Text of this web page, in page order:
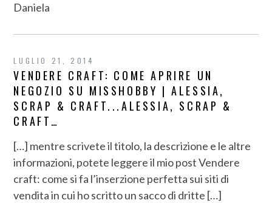
Daniela
LUGLIO 21, 2014
VENDERE CRAFT: COME APRIRE UN
NEGOZIO SU MISSHOBBY | ALESSIA,
SCRAP & CRAFT...ALESSIA, SCRAP &
CRAFT…
[…] mentre scrivete il titolo, la descrizione e le altre
informazioni, potete leggere il mio post Vendere
craft: come si fa l’inserzione perfetta sui siti di
vendita in cui ho scritto un sacco di dritte […]